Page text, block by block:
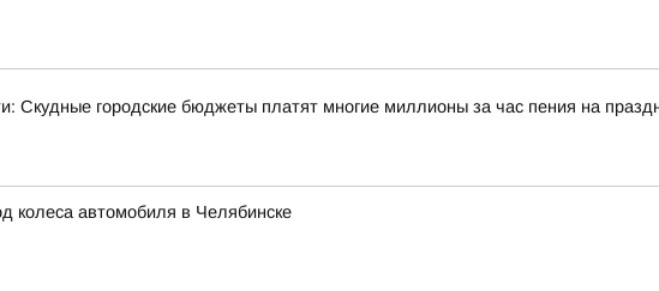
Скудные городские бюджеты платят многие миллионы за час пения на
колеса автомобиля в Челябинске